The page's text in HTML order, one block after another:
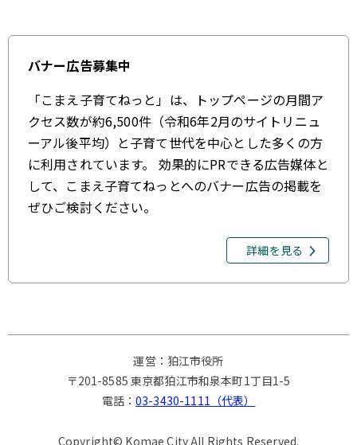
バナー広告募集中
「こまえ子育てねっと」は、トップページの月間ア
クセス数が約6,500件（令和6年2月のサイトリニュ
ーアル後平均）と子育て世代を中心とした多くの方
に利用されています。 効果的にPRできる広告媒体と
して、こまえ子育てねっとへのバナー広告の掲載を
ぜひご検討ください。
詳細を見る
運営：狛江市役所
〒201-8585 東京都狛江市和泉本町1丁目1-5
電話：03-3430-1111（代表）
Copyright© Komae City All Rights Reserved.